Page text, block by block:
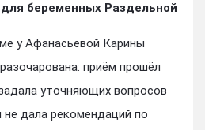
беременных Раздельной
у Афанасьевой Карины
приём прошёл
уточняющих вопросов
дала рекомендаций по